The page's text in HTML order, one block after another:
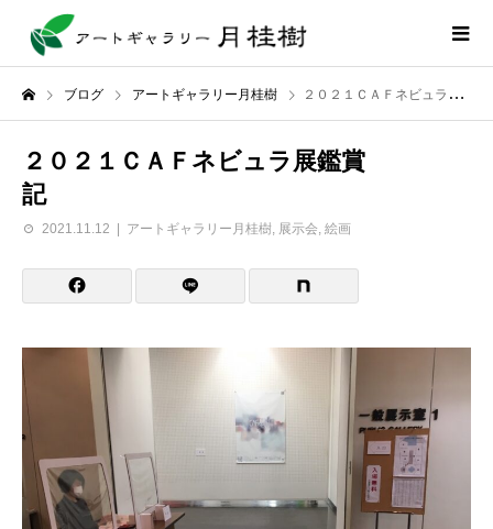
ブログ アートギャラリー月桂樹 ２０２１ＣＡＦネビュラ展鑑賞記
２０２１ＣＡＦネビュラ展鑑賞
記
2021.11.12 アートギャラリー月桂樹 展示会 絵画